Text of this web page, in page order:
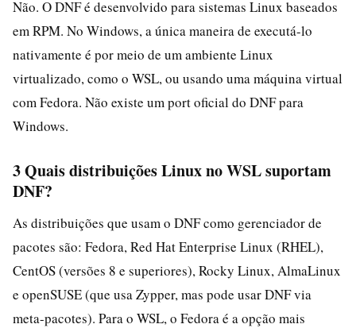
Não. O DNF é desenvolvido para sistemas Linux baseados
em RPM. No Windows, a única maneira de executá-lo
nativamente é por meio de um ambiente Linux
virtualizado, como o WSL, ou usando uma máquina virtual
com Fedora. Não existe um port oficial do DNF para
Windows.
3 Quais distribuições Linux no WSL suportam
DNF?
As distribuições que usam o DNF como gerenciador de
pacotes são: Fedora, Red Hat Enterprise Linux (RHEL),
CentOS (versões 8 e superiores), Rocky Linux, AlmaLinux
e openSUSE (que usa Zypper, mas pode usar DNF via
meta-pacotes). Para o WSL, o Fedora é a opção mais